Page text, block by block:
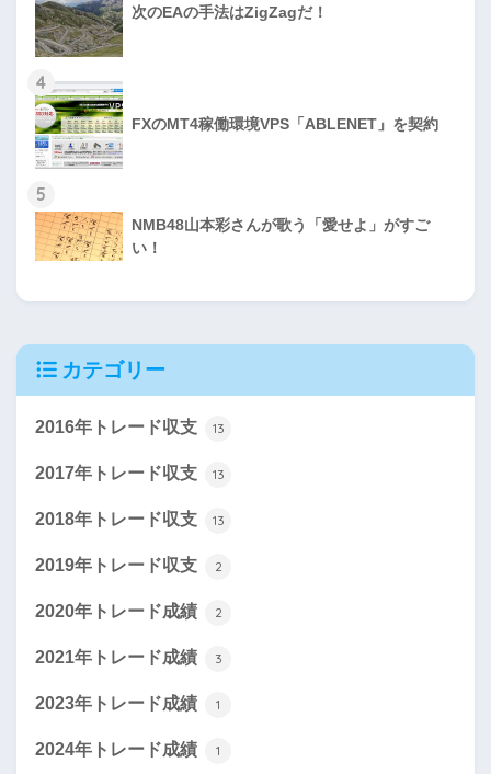
次のEAの手法はZigZagだ！
4
FXのMT4稼働環境VPS「ABLENET」を契約
5
NMB48山本彩さんが歌う「愛せよ」がすご
い！
カテゴリー
2016年トレード収支 13
2017年トレード収支 13
2018年トレード収支 13
2019年トレード収支 2
2020年トレード成績 2
2021年トレード成績 3
2023年トレード成績 1
2024年トレード成績 1